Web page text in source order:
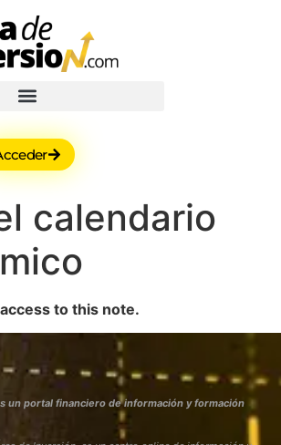
calendario
to this note.
un portal financiero de información y formación